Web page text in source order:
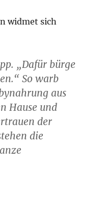
widmet sich
„Dafür bürge
So warb
aus
Hause und
der
die